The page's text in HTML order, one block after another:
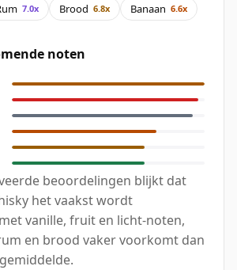
7.0x Brood 6.8x Banaan 6.6x
noten
beoordelingen blijkt dat
het vaakst wordt
vanille, fruit en licht-noten,
en brood vaker voorkomt dan